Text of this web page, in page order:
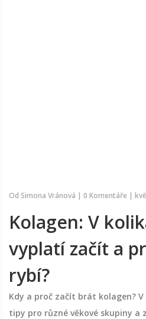
Od Simona Vránová | 0 Komentáře |
Kolagen: V
vyplatí začít a
rybí?
Kdy a proč začít brát kolagen?
tipy pro různé věkové skupiny a